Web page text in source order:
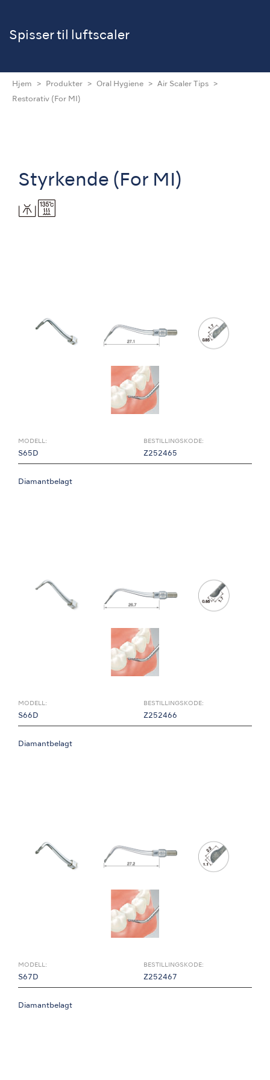
Spisser til luftscaler
Hjem Produkter Oral Hygiene Air Scaler Tips
Restorativ (For MI)
Styrkende (For MI)
MODELL:
S65D
BESTILLINGSKODE:
Z252465
Diamantbelagt
MODELL:
S66D
BESTILLINGSKODE:
Z252466
Diamantbelagt
MODELL:
S67D
BESTILLINGSKODE:
Z252467
Diamantbelagt